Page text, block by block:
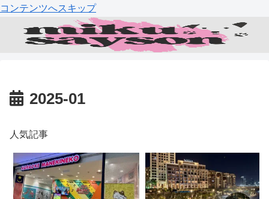
コンテンツへスキップ
2025-01
人気記事